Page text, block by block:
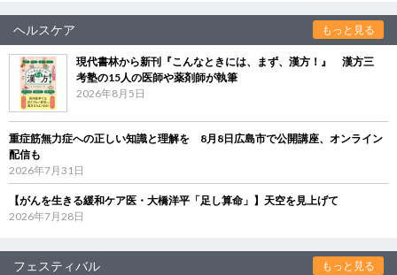
ヘルスケア もっと見る
現代書林から新刊『こんなときには、まず、漢方！』 漢方三
考塾の15人の医師や薬剤師が執筆
2026年8月5日
重症筋無力症への正しい知識と理解を 8月8日広島市で公開講座、オンライン
配信も
2026年7月31日
【がんを生きる緩和ケア医・大橋洋平「足し算命」】天空を見上げて
2026年7月28日
フェスティバル もっと見る